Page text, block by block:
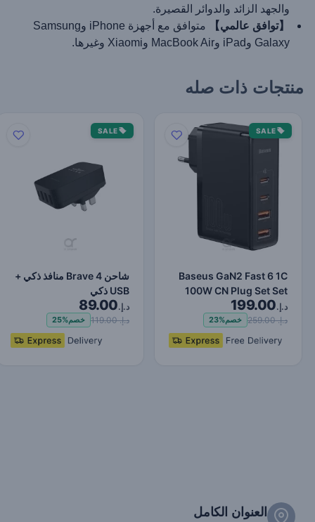
والجهد الزائد والدوائر القصيرة.
【توافق عالمي】
متوافق مع أجهزة iPhone وSamsung
Galaxy وiPad وMacBook Air وXiaomi وغيرها.
منتجات ذات صله
SALE
Baseus GaN2 Fast 6 1C
100W CN Plug Set Set
(مع Type-C إلى Type-C…
د.إ.199.00
د.إ. 259.00 خصم23%
SALE
شاحن Brave 4 منافذ ذكي +
USB ذكي
د.إ.89.00
د.إ. 119.00 خصم25%
العنوان الكامل